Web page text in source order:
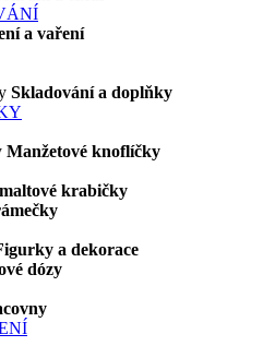
a vaření
Skladování a doplňky
Manžetové knoflíčky
krabičky
a dekorace
dózy